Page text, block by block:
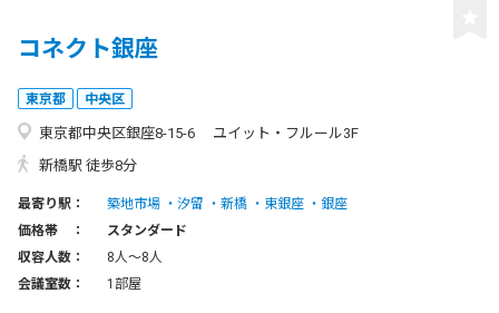
コネクト銀座
東京都 中央区
東京都中央区銀座8-15-6 ユイット・フルール3F
新橋駅 徒歩8分
最寄り駅： 築地市場 汐留 新橋 東銀座
銀座
価格帯 ：
スタンダード
収容人数：
8人〜8人
会議室数：
1部屋